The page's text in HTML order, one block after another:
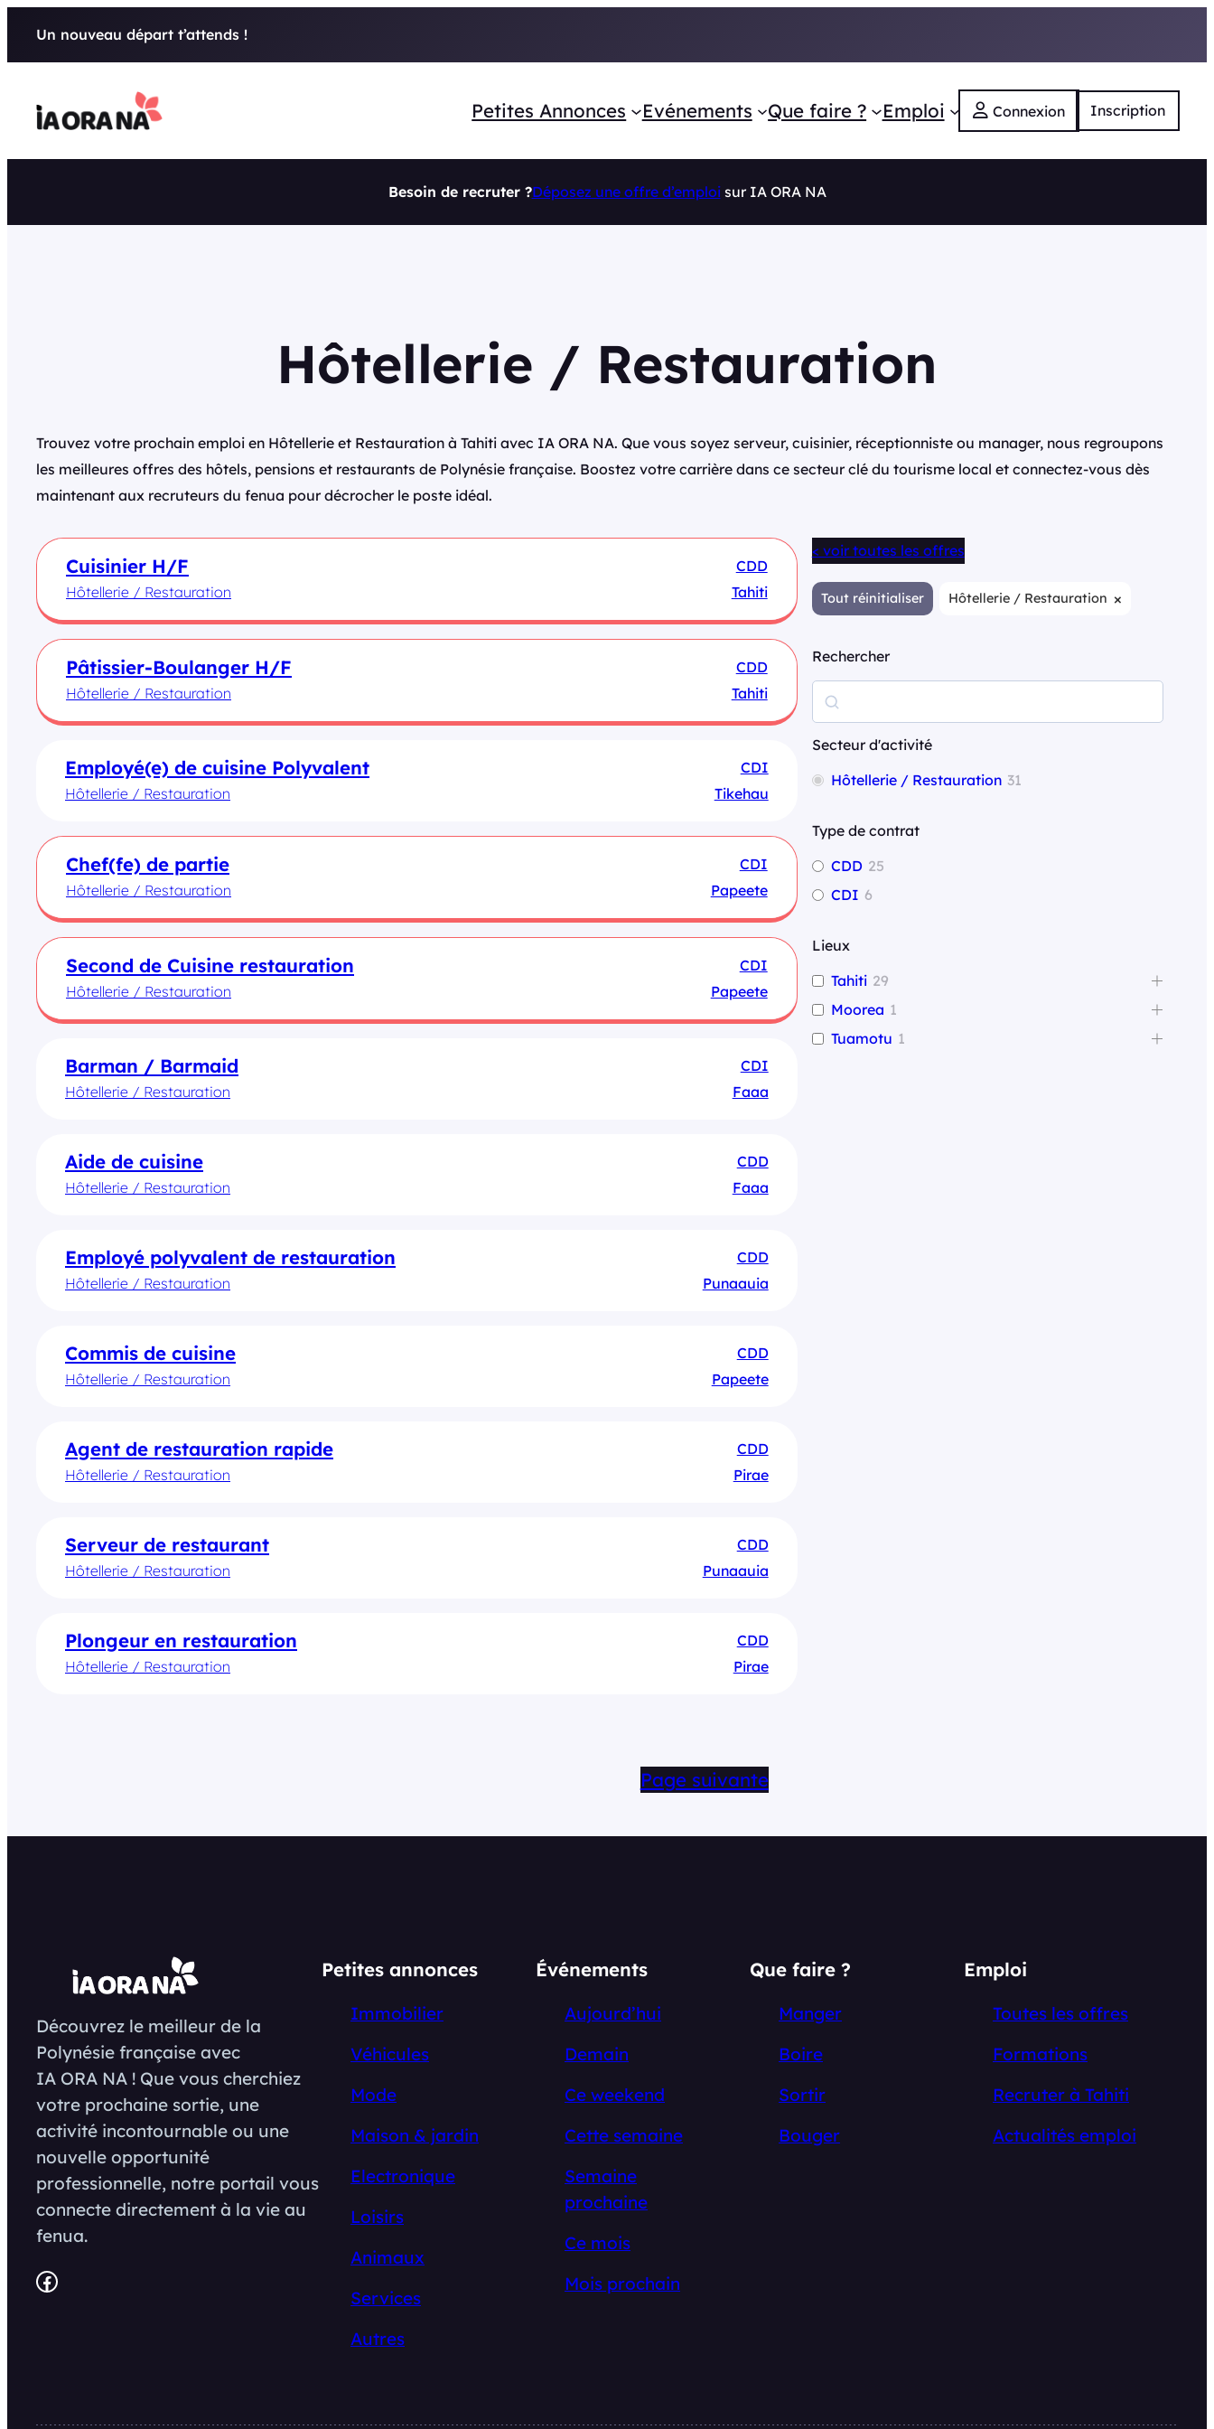
Un nouveau départ t’attends !
Petites Annonces Evénements Que faire ? Emploi Connexion Inscription
Besoin de recruter ?Déposez une offre d’emploisur IA ORA NA
Hôtellerie / Restauration
Trouvez votre prochain emploi en Hôtellerie et Restauration à Tahiti avec IA ORA NA. Que vous soyez serveur, cuisinier, réceptionniste ou manager, nous regroupons
les meilleures offres des hôtels, pensions et restaurants de Polynésie française. Boostez votre carrière dans ce secteur clé du tourisme local et connectez-vous dès
maintenant aux recruteurs du fenua pour décrocher le poste idéal.
Cuisinier H/F
CDD
Hôtellerie / Restauration
Tahiti
Pâtissier-Boulanger H/F
CDD
Hôtellerie / Restauration
Tahiti
Employé(e) de cuisine Polyvalent
CDI
Hôtellerie / Restauration
Tikehau
Chef(fe) de partie
CDI
Hôtellerie / Restauration
Papeete
Second de Cuisine restauration
CDI
Hôtellerie / Restauration
Papeete
Barman / Barmaid
CDI
Hôtellerie / Restauration
Faaa
Aide de cuisine
CDD
Hôtellerie / Restauration
Faaa
Employé polyvalent de restauration
CDD
Hôtellerie / Restauration
Punaauia
Commis de cuisine
CDD
Hôtellerie / Restauration
Papeete
Agent de restauration rapide
CDD
Hôtellerie / Restauration
Pirae
Serveur de restaurant
CDD
Hôtellerie / Restauration
Punaauia
Plongeur en restauration
CDD
Hôtellerie / Restauration
Pirae
Page suivante
< voir toutes les offres
Tout réinitialiser Hôtellerie / Restauration ×
Rechercher
e
c
h
r
h
e
Secteur d'activité
Hôtellerie / Restauration 31
Type de contrat
CDD 25
CDI 6
Lieux
Tahiti 29
Moorea 1
Tuamotu 1
Découvrez le meilleur de la
Polynésie française avec
IA ORA NA ! Que vous cherchiez
votre prochaine sortie, une
activité incontournable ou une
nouvelle opportunité
professionnelle, notre portail vous
connecte directement à la vie au
fenua.
Facebook
Petites annonces
Immobilier
Véhicules
Mode
Maison & jardin
Electronique
Loisirs
Animaux
Services
Autres
Événements
Aujourd’hui
Demain
Ce weekend
Cette semaine
Semaine
prochaine
Ce mois
Mois prochain
Que faire ?
Manger
Boire
Sortir
Bouger
Emploi
Toutes les offres
Formations
Recruter à Tahiti
Actualités emploi